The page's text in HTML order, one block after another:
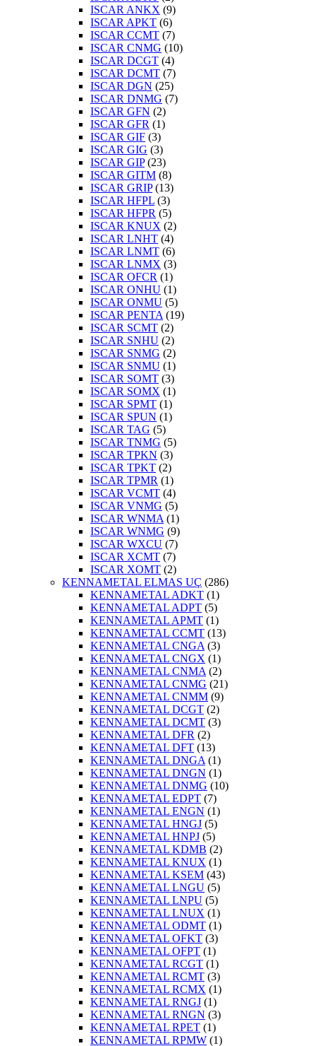
ISCAR ANKX (9)
ISCAR APKT (6)
ISCAR CCMT (7)
ISCAR CNMG (10)
ISCAR DCGT (4)
ISCAR DCMT (7)
ISCAR DGN (25)
ISCAR DNMG (7)
ISCAR GFN (2)
ISCAR GFR (1)
ISCAR GIF (3)
ISCAR GIG (3)
ISCAR GIP(23)
ISCAR GITM (8)
ISCAR GRIP(13)
ISCAR HFPL (3)
ISCAR HFPR (5)
ISCAR KNUX (2)
ISCAR LNHT (4)
ISCAR LNMT (6)
ISCAR LNMX (3)
ISCAR OFCR (1)
ISCAR ONHU (1)
ISCAR ONMU (5)
ISCAR PENTA (19)
ISCAR SCMT (2)
ISCAR SNHU (2)
ISCAR SNMG (2)
ISCAR SNMU (1)
ISCAR SOMT (3)
ISCAR SOMX (1)
ISCAR SPMT (1)
ISCAR SPUN (1)
ISCAR TAG (5)
ISCAR TNMG (5)
ISCAR TPKN (3)
ISCAR TPKT (2)
ISCAR TPMR (1)
ISCAR VCMT (4)
ISCAR VNMG (5)
ISCAR WNMA (1)
ISCAR WNMG (9)
ISCAR WXCU (7)
ISCAR XCMT (7)
ISCAR XOMT (2)
KENNAMETAL ELMAS UÇ (286)
KENNAMETAL ADKT (1)
KENNAMETAL ADPT (5)
KENNAMETAL APMT (1)
KENNAMETAL CCMT (13)
KENNAMETAL CNGA (3)
KENNAMETAL CNGX (1)
KENNAMETAL CNMA (2)
KENNAMETAL CNMG (21)
KENNAMETAL CNMM (9)
KENNAMETAL DCGT (2)
KENNAMETAL DCMT (3)
KENNAMETAL DFR (2)
KENNAMETAL DFT (13)
KENNAMETAL DNGA (1)
KENNAMETAL DNGN (1)
KENNAMETAL DNMG (10)
KENNAMETAL EDPT (7)
KENNAMETAL ENGN (1)
KENNAMETAL HNGJ (5)
KENNAMETAL HNPJ (5)
KENNAMETAL KDMB (2)
KENNAMETAL KNUX (1)
KENNAMETAL KSEM (43)
KENNAMETAL LNGU (5)
KENNAMETAL LNPU (5)
KENNAMETAL LNUX (1)
KENNAMETAL ODMT (1)
KENNAMETAL OFKT (3)
KENNAMETAL OFPT (1)
KENNAMETAL RCGT (1)
KENNAMETAL RCMT (3)
KENNAMETAL RCMX (1)
KENNAMETAL RNGJ (1)
KENNAMETAL RNGN (3)
KENNAMETAL RPET (1)
KENNAMETAL RPMW (1)